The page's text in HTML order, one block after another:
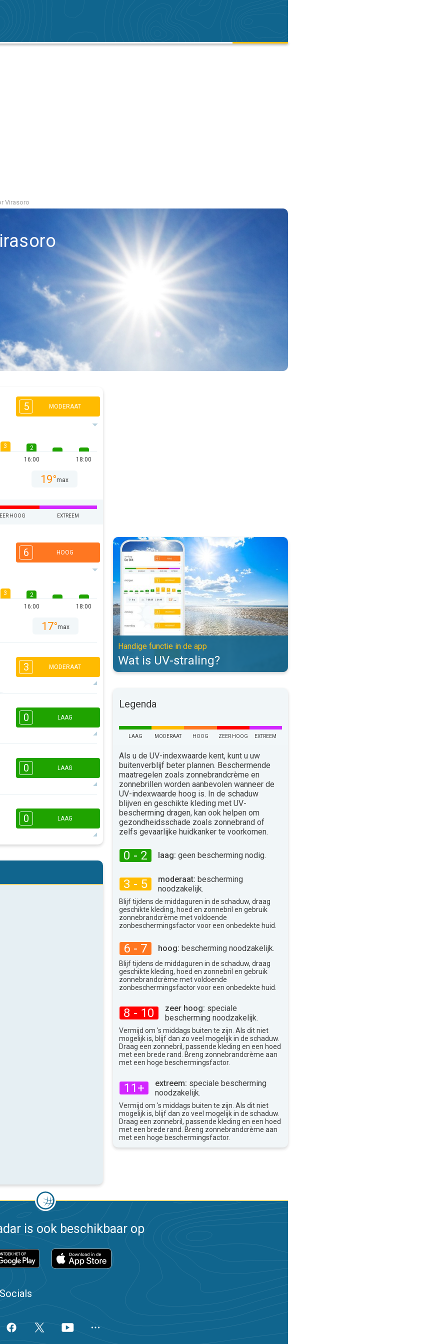
Virasoro
5 MODERAAT
3
2
16:00
18:00
19°max
HOOG EXTREEM
6 HOOG
3
2
16:00
18:00
17°max
3 MODERAAT
16:00
0 LAAG
16:00 18:00
13°max
0 LAAG
16:00 18:00
19°max
0 LAAG
16:00 18:00
Wat is UV-straling?. Handige functie in de app. . .
Handige functie in de app
Wat is UV-straling?
Legenda
LAAG MODERAAT HOOG ZEER HOOG EXTREEM
Als u de UV-indexwaarde kent, kunt u uw
buitenverblijf beter plannen. Beschermende
maatregelen zoals zonnebrandcrème en
zonnebrillen worden aanbevolen wanneer de
UV-indexwaarde hoog is. In de schaduw
blijven en geschikte kleding met UV-
bescherming dragen, kan ook helpen om
gezondheidsschade zoals zonnebrand of
zelfs gevaarlijke huidkanker te voorkomen.
0 - 2 laag: geen bescherming nodig.
3 - 5 moderaat: bescherming
noodzakelijk.
Blijf tijdens de middaguren in de schaduw, draag
geschikte kleding, hoed en zonnebril en gebruik
zonnebrandcrème met voldoende
zonbeschermingsfactor voor een onbedekte huid.
6 - 7 hoog: bescherming noodzakelijk.
Blijf tijdens de middaguren in de schaduw, draag
geschikte kleding, hoed en zonnebril en gebruik
zonnebrandcrème met voldoende
zonbeschermingsfactor voor een onbedekte huid.
8 - 10 zeer hoog: speciale
bescherming noodzakelijk.
Vermijd om 's middags buiten te zijn. Als dit niet
mogelijk is, blijf dan zo veel mogelijk in de schaduw.
Draag een zonnebril, passende kleding en een hoed
met een brede rand. Breng zonnebrandcrème aan
met een hoge beschermingsfactor.
11+ extreem: speciale bescherming
noodzakelijk.
Vermijd om 's middags buiten te zijn. Als dit niet
mogelijk is, blijf dan zo veel mogelijk in de schaduw.
Draag een zonnebril, passende kleding en een hoed
met een brede rand. Breng zonnebrandcrème aan
met een hoge beschermingsfactor.
is ook beschikbaar op
Socials